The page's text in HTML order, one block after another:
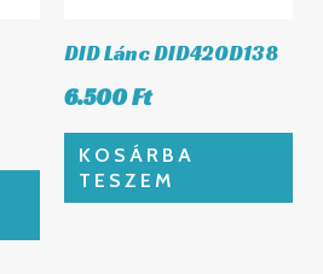
DID Lánc DID420D138
6.500Ft
KOSÁRBA
TESZEM